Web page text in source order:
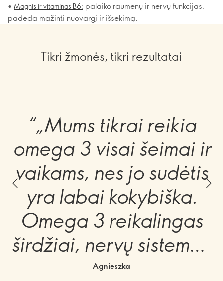
• Magnis ir vitaminas B6: palaiko raumenų ir nervų funkcijas,
padeda mažinti nuovargį ir išsekimą.
Tikri žmonės, tikri rezultatai
“„Mums tikrai reikia
omega 3 visai šeimai ir
vaikams, nes jo sudėtis
yra labai kokybiška.
Omega 3 reikalingas
širdžiai, nervų sistemai,
akims, smegenims,
Agnieszka